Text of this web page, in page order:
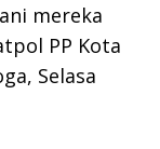
mereka
PP Kota
Selasa